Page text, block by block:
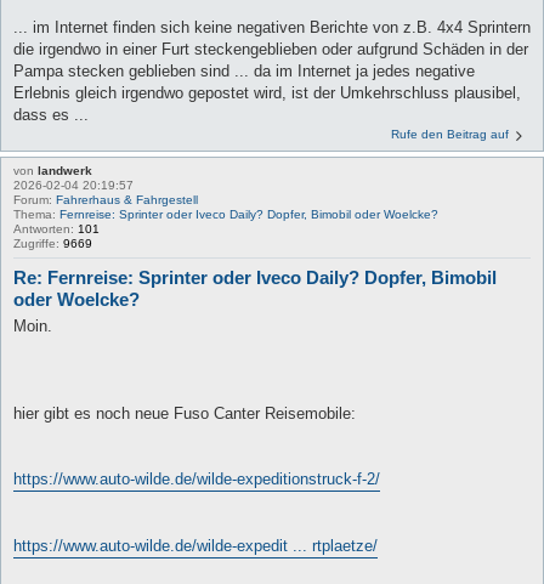
... im Internet finden sich keine negativen Berichte von z.B. 4x4 Sprintern
die irgendwo in einer Furt steckengeblieben oder aufgrund Schäden in der
Pampa stecken geblieben sind ... da im Internet ja jedes negative
Erlebnis gleich irgendwo gepostet wird, ist der Umkehrschluss plausibel,
dass es ...
Rufe den Beitrag auf
von landwerk
2026-02-04 20:19:57
Forum: Fahrerhaus & Fahrgestell
Thema: Fernreise: Sprinter oder Iveco Daily? Dopfer, Bimobil oder Woelcke?
Antworten: 101
Zugriffe: 9669
Re: Fernreise: Sprinter oder Iveco Daily? Dopfer, Bimobil
oder Woelcke?
Moin.
hier gibt es noch neue Fuso Canter Reisemobile:
https://www.auto-wilde.de/wilde-expeditionstruck-f-2/
https://www.auto-wilde.de/wilde-expedit ... rtplaetze/